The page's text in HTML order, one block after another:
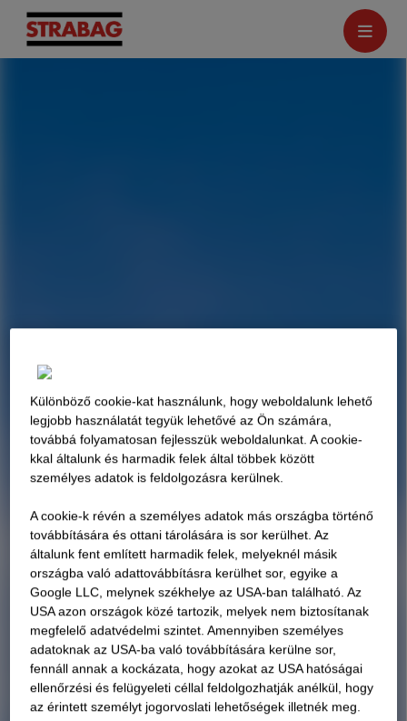
Különböző cookie-kat használunk, hogy weboldalunk lehető
legjobb használatát tegyük lehetővé az Ön számára,
továbbá folyamatosan fejlesszük weboldalunkat. A cookie-
kkal általunk és harmadik felek által többek között
személyes adatok is feldolgozásra kerülnek.
A cookie-k révén a személyes adatok más országba történő
továbbítására és ottani tárolására is sor kerülhet. Az
általunk fent említett harmadik felek, melyeknél másik
országba való adattovábbításra kerülhet sor, egyike a
Google LLC, melynek székhelye az USA-ban található. Az
USA azon országok közé tartozik, melyek nem biztosítanak
megfelelő adatvédelmi szintet. Amennyiben személyes
adatoknak az USA-ba való továbbítására kerülne sor,
fennáll annak a kockázata, hogy azokat az USA hatóságai
ellenőrzési és felügyeleti céllal feldolgozhatják anélkül, hogy
az érintett személyt jogorvoslati lehetőségek illetnék meg.